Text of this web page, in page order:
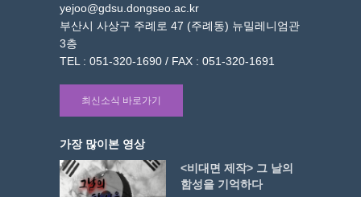
yejoo@gdsu.dongseo.ac.kr
부산시 사상구 주례로 47 (주례동) 뉴밀레니엄관
3층
TEL : 051-320-1690 / FAX : 051-320-1691
최신소식 바로가기
가장 많이본 영상
<비대면 제작> 그 날의
함성을 기억하다